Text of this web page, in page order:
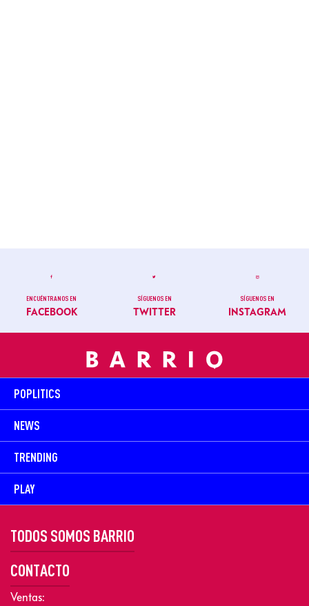
ENCUÉNTRANOS EN
FACEBOOK
SÍGUENOS EN
TWITTER
SÍGUENOS EN
INSTAGRAM
POPLITICS
NEWS
TRENDING
PLAY
TODOS SOMOS BARRIO
CONTACTO
Ventas: